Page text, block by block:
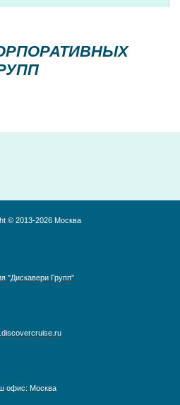
© 2013-2026 Москва
"Дискавери Групп"
офис: Москва